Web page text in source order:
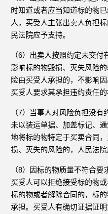
时知道或者应当知道标的物
人，买受人主张出卖人负担
民法院应予支持。
（6）出卖人按照约定未交
影响标的物毁损、灭失风险
险由买受人承担的，不影响
买受人要求其承担违约责任的
（7）当事人对风险负担没
未以装运单据、加盖标记、
地将标的物特定于买卖合同
损、灭失的风险的，人民法院
（8）因标的物质量不符合要
买受人可以拒绝接受标的物
标的物或者解除合同的，标
承担。买受人有确切证据证